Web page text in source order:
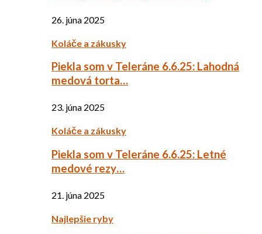
26. júna 2025
Koláče a zákusky
Piekla som v Teleráne 6.6.25: Lahodná
medová torta…
23. júna 2025
Koláče a zákusky
Piekla som v Teleráne 6.6.25: Letné
medové rezy…
21. júna 2025
Najlepšie ryby